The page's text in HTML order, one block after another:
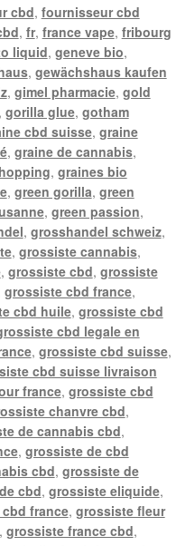
cbd, fournisseur cbd
, fr, france vape, fribourg
liquid, geneve bio,
, gewächshaus kaufen
, gimel pharmacie, gold
gorilla glue, gotham
cbd suisse, graine
, graine de cannabis,
, graines bio
, green gorilla, green
, green passion,
, grosshandel schweiz,
, grossiste cannabis,
, grossiste cbd, grossiste
grossiste cbd france,
cbd huile, grossiste cbd
cbd legale en
, grossiste cbd suisse,
cbd suisse livraison
france, grossiste cbd
chanvre cbd,
de cannabis cbd,
, grossiste de cbd
cbd, grossiste de
cbd, grossiste eliquide,
france, grossiste fleur
grossiste france cbd,